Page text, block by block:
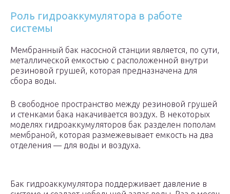
Роль гидроаккумулятора в работе
системы
Мембранный бак насосной станции является, по сути,
металлической емкостью с расположенной внутри
резиновой грушей, которая предназначена для
сбора воды.
В свободное пространство между резиновой грушей
и стенками бака накачивается воздух. В некоторых
моделях гидроаккумуляторов бак разделен пополам
мембраной, которая размежевывает емкость на два
отделения — для воды и воздуха.
Бак гидроаккумулятора поддерживает давление в